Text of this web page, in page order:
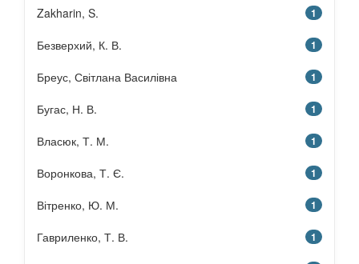
Zakharin, S. 1
Безверхий, К. В. 1
Бреус, Світлана Василівна 1
Бугас, Н. В. 1
Власюк, Т. М. 1
Воронкова, Т. Є. 1
Вітренко, Ю. М. 1
Гавриленко, Т. В. 1